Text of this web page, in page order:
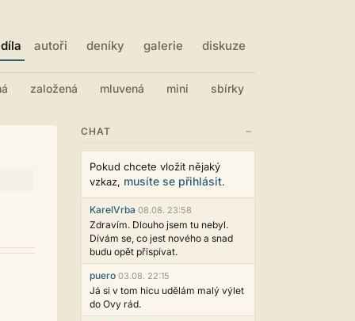
díla autoři deníky galerie diskuze
založená mluvená mini sbírky
CHAT −
Pokud chcete vložit nějaký
vzkaz, musíte se přihlásit.
KarelVrba 08.08. 23:58
Zdravím. Dlouho jsem tu nebyl.
Dívám se, co jest nového a snad
budu opět přispívat.
puero 03.08. 22:15
Já si v tom hicu udělám malý výlet
do Ovy rád.